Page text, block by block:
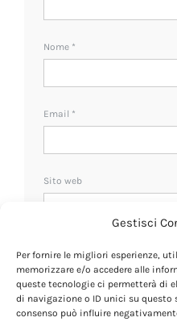
Gestisci
Per fornire le migliori esperienze,
memorizzare e/o accedere alle
queste tecnologie ci permetterà di
di navigazione o ID unici su
consenso può influire
Nome *
Email *
Sito web